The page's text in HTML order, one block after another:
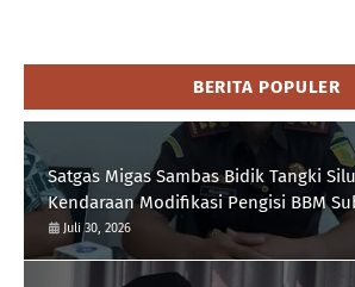
BERITA POPULER
Satgas Migas Sambas Bidik Tangki
Kendaraan Modifikasi Pengisi BBM
Juli 30, 2026